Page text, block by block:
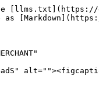
[llms.txt](https://